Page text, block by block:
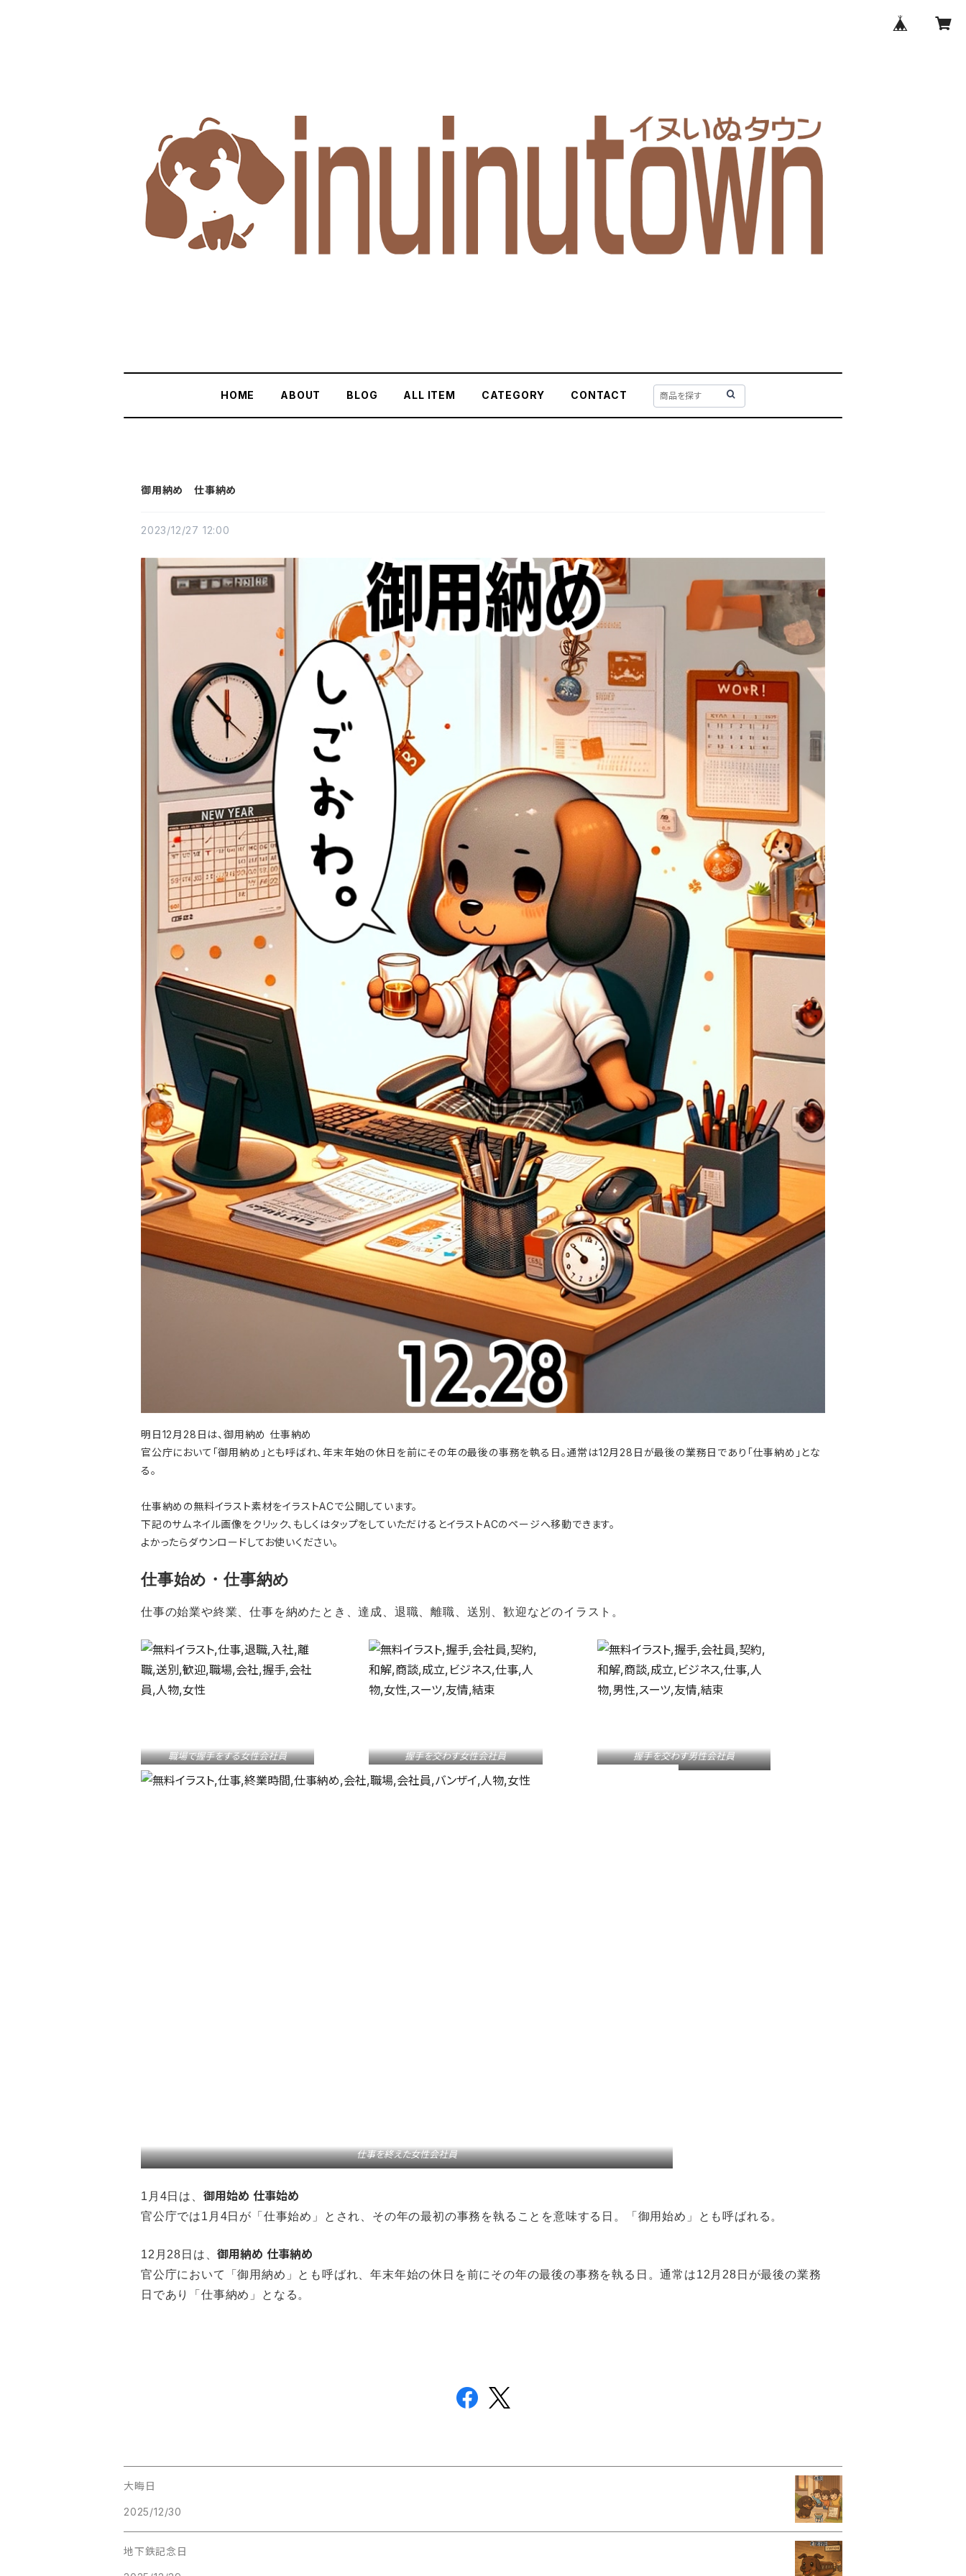
HOME ABOUT BLOG ALL ITEM CATEGORY CONTACT
御用納め 仕事納め
2023/12/27 12:00
明日12月28日は、御用納め 仕事納め
官公庁において「御用納め」とも呼ばれ、年末年始の休日を前にその年の最後の事務を執る日。通常は12月28日が最後の業務日であり「仕事納め」とな
る。
仕事納めの無料イラスト素材をイラストACで公開しています。
下記のサムネイル画像をクリック、もしくはタップをしていただけるとイラストACのページへ移動できます。
よかったらダウンロードしてお使いください。
仕事始め・仕事納め
仕事の始業や終業、仕事を納めたとき、達成、退職、離職、送別、歓迎などのイラスト。
職場で握手をする女性会社員 握手を交わす女性会社員 握手を交わす男性会社員
仕事を終えた女性会社員
1月4日は、 御用始め 仕事始め
官公庁では1月4日が「仕事始め」とされ、その年の最初の事務を執ることを意味する日。「御用始め」とも呼ばれる。
12月28日は、御用納め 仕事納め
官公庁において「御用納め」とも呼ばれ、年末年始の休日を前にその年の最後の事務を執る日。通常は12月28日が最後の業務
日であり「仕事納め」となる。
大晦日
2025/12/30
地下鉄記念日